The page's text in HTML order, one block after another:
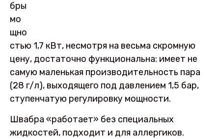
бры
мо
щно
стью 1,7 кВт, несмотря на весьма скромную
цену, достаточно функциональна: имеет не
самую маленькая производительность пара
(28 г/л), выходящего под давлением 1,5 бар,
ступенчатую регулировку мощности.
Швабра «работает» без специальных
жидкостей, подходит и для аллергиков.